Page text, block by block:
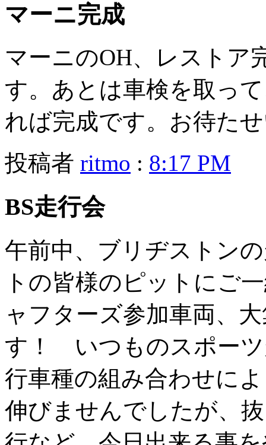
マーニ完成
マーニのOH、レストア
す。あとは車検を取っ
れば完成です。お待た
投稿者 ritmo : 8:17 PM
BS走行会
午前中、ブリヂストン
トの皆様のピットにご
ャフターズ参加車両、
す！ いつものスポーツ
行車種の組み合わせに
伸びませんでしたが、